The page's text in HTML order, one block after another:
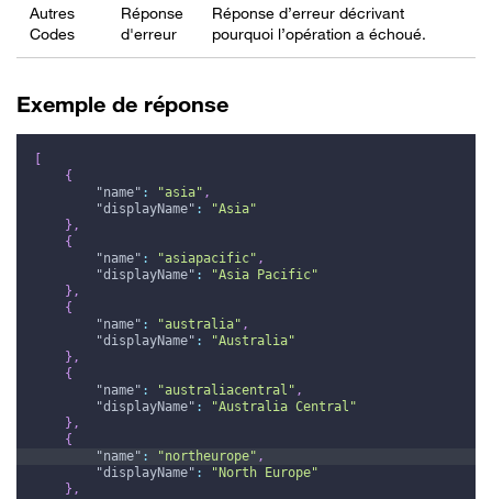
Autres
Codes
Réponse
d'erreur
Réponse d’erreur décrivant
pourquoi l’opération a échoué.
Exemple de réponse
{
"name" : "asia" ,
"displayName" :
"Asia"
} ,
{
"name" : "asiapacific" ,
"displayName" :
"Asia Pacific"
} ,
{
"name" : "australia" ,
"displayName" :
"Australia"
} ,
{
"name" : "australiacentral" ,
"displayName" :
"Australia Central"
} ,
{
"name" : "northeurope" ,
"displayName" :
"North Europe"
} ,